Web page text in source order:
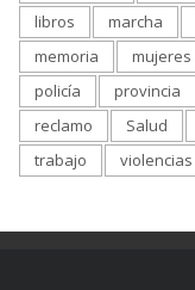
libros
marcha
memoria
mujeres
policía
provincia
reclamo
Salud
trabajo
violencias